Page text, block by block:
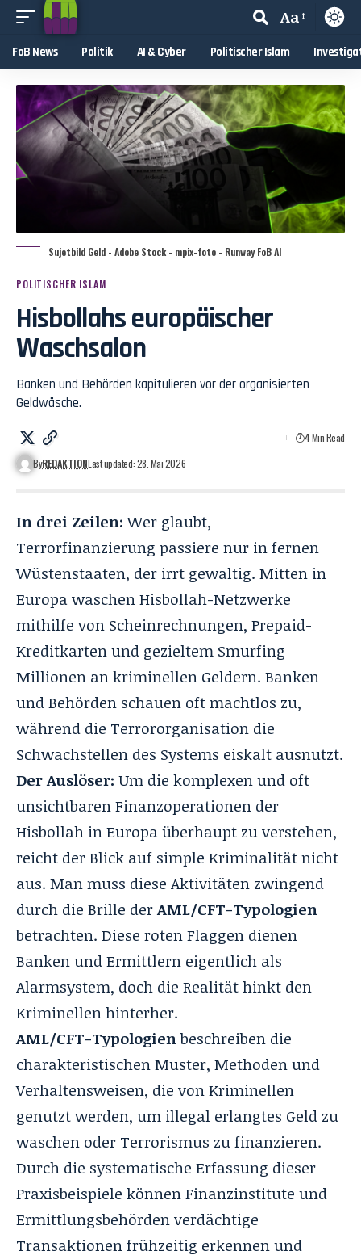
Aa
FoB News Politik AI & Cyber Politischer Islam
Sujetbild Geld - Adobe Stock - mpix-foto - Runway FoB AI
POLITISCHER ISLAM
Hisbollahs europäischer
Waschsalon
Banken und Behörden kapitulieren vor der organisierten
Geldwäsche.
ByREDAKTIONLast updated: 28. Mai 2026
4 Min Read
In drei Zeilen:Wer glaubt,
Terrorfinanzierung passiere nur in fernen
Wüstenstaaten, der irrt gewaltig. Mitten in
Europa waschenHisbollah-Netzwerke
mithilfe von Scheinrechnungen, Prepaid-
Kreditkarten und gezieltem Smurfing
Millionen an kriminellen Geldern. Banken
und Behörden schauen oft machtlos zu,
während die Terrororganisation die
Schwachstellen des Systems eiskalt ausnutzt.
Der Auslöser: Um die komplexen und oft
unsichtbaren Finanzoperationen der
Hisbollah in Europa überhaupt zu verstehen,
reicht der Blick auf simple Kriminalität nicht
aus. Man muss diese Aktivitäten zwingend
durch die Brille derAML/CFT-Typologien
betrachten. Diese roten Flaggen dienen
Banken und Ermittlern eigentlich als
Alarmsystem, doch die Realität hinkt den
Kriminellen hinterher.
AML/CFT-Typologienbeschreiben die
charakteristischen Muster, Methoden und
Verhaltensweisen, die von Kriminellen
genutzt werden, um illegal erlangtes Geld zu
waschen oder Terrorismus zu finanzieren.
Durch die systematische Erfassung dieser
Praxisbeispiele können Finanzinstitute und
Ermittlungsbehörden verdächtige
Transaktionen frühzeitig erkennen und